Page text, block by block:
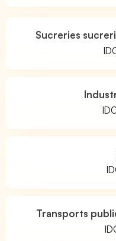
Sucreries
Transports